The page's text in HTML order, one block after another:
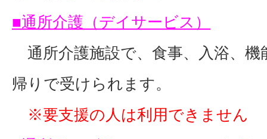
■通所介護（デイサービス）
通所介護施設で、食事、入浴、機
帰りで受けられます。
※要支援の人は利用できません